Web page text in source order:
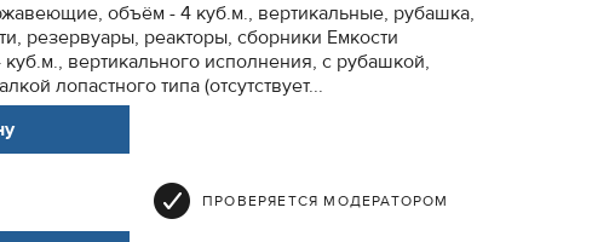
объём - 4 куб.м., вертикальные, рубашка,
резервуары, реакторы, сборники Емкости
вертикального исполнения, с рубашкой,
лопастного типа (отсутствует...
ПРОВЕРЯЕТСЯ МОДЕРАТОРОМ